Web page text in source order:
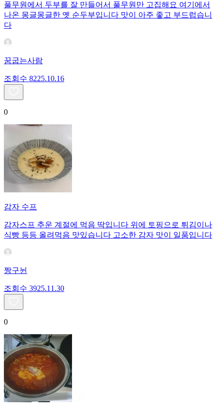
풀무원에서 두부를 잘 만들어서 풀무원만 고집해요 여기에서
나온 몽글몽글한 옛 순두부입니다 맛이 아주 좋고 부드럽습니
다
꿈굽는사람
조회수 8225.10.16
0
감자 수프
감자스프 추운 계절에 먹음 딱입니다 위에 토핑으로 튀김이나
식빵 등등 올려먹음 맛있습니다 고소한 감자 맛이 일품입니다
짱구뉜
조회수 3925.11.30
0